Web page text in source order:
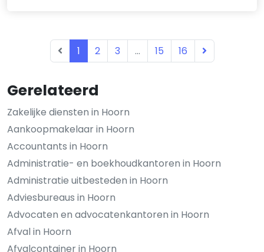
Gerelateerd
Zakelijke diensten in Hoorn
Aankoopmakelaar in Hoorn
Accountants in Hoorn
Administratie- en boekhoudkantoren in Hoorn
Administratie uitbesteden in Hoorn
Adviesbureaus in Hoorn
Advocaten en advocatenkantoren in Hoorn
Afval in Hoorn
Afvalcontainer in Hoorn
1 2 3 ... 15 16